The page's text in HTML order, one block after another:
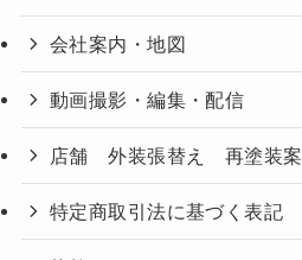
会社案内・地図
動画撮影・編集・配信
店舗 外装張替え 再塗装案
特定商取引法に基づく表記